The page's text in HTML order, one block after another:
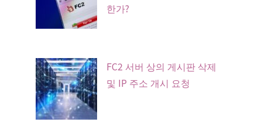
한가?
FC2 서버 상의 게시판 삭제
및 IP 주소 개시 요청